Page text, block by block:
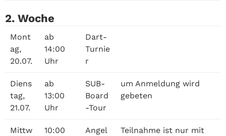
2. Woche
Mont
ag,
20.07.
ab
14:00
Uhr
Dart-
Turnie
r
Diens
tag,
21.07.
ab
13:00
Uhr
SUB-
Board
-Tour
um Anmeldung wird
gebeten
Mittw
10:00
Angel
Teilnahme ist nur mit